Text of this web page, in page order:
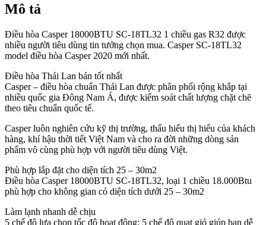
Mô tả
Điều hòa Casper 18000BTU SC-18TL32 1 chiều gas R32 được
nhiều người tiêu dùng tin tưởng chọn mua. Casper SC-18TL32
model điều hòa Casper 2020 mới nhất.
Điều hòa Thái Lan bán tốt nhất
Casper – điều hòa chuẩn Thái Lan được phân phối rộng khắp tại
nhiều quốc gia Đông Nam Á, được kiểm soát chất lượng chặt chẽ
theo tiêu chuẩn quốc tế.
Casper luôn nghiên cứu kỹ thị trường, thấu hiểu thị hiếu của khách
hàng, khí hậu thời tiết Việt Nam và cho ra đời những dòng sản
phẩm vô cùng phù hợp với người tiêu dùng Việt.
Phù hợp lắp đặt cho diện tích 25 – 30m2
Điều hòa Casper 18000BTU SC-18TL32, loại 1 chiều 18.000Btu
phù hợp cho không gian có diện tích dưới 25 – 30m2
Làm lạnh nhanh dễ chịu
5 chế độ lựa chọn tốc độ hoạt động: 5 chế độ quạt gió giúp bạn dễ